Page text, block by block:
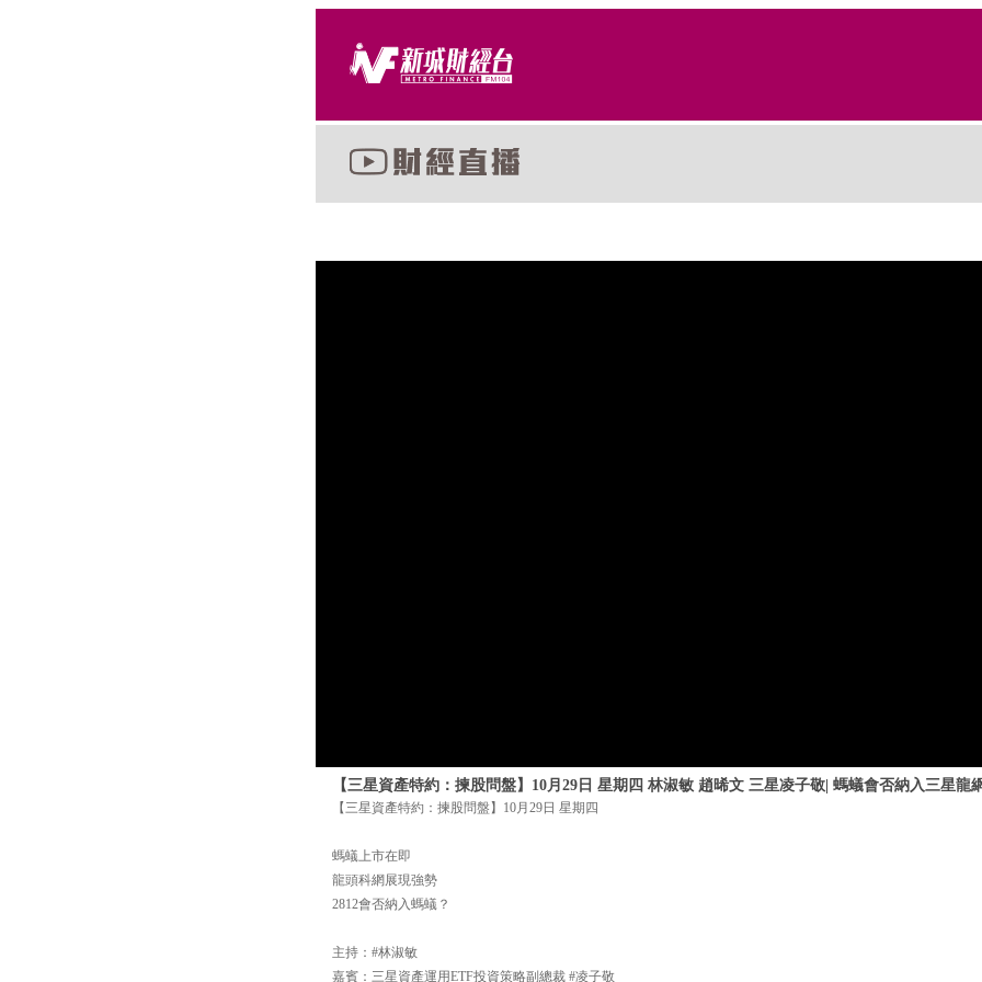
【三星資產特約：揀股問盤】10月29日 星期四 林淑敏 趙晞文 三星凌子敬| 螞蟻會否納入三星龍
【三星資產特約：揀股問盤】10月29日 星期四
螞蟻上市在即
龍頭科網展現強勢
2812會否納入螞蟻？
主持：#林淑敏
嘉賓：三星資產運用ETF投資策略副總裁 #凌子敬